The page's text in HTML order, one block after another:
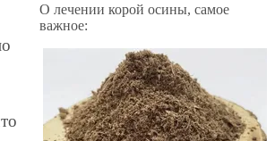
О лечении корой осины, самое
важное: